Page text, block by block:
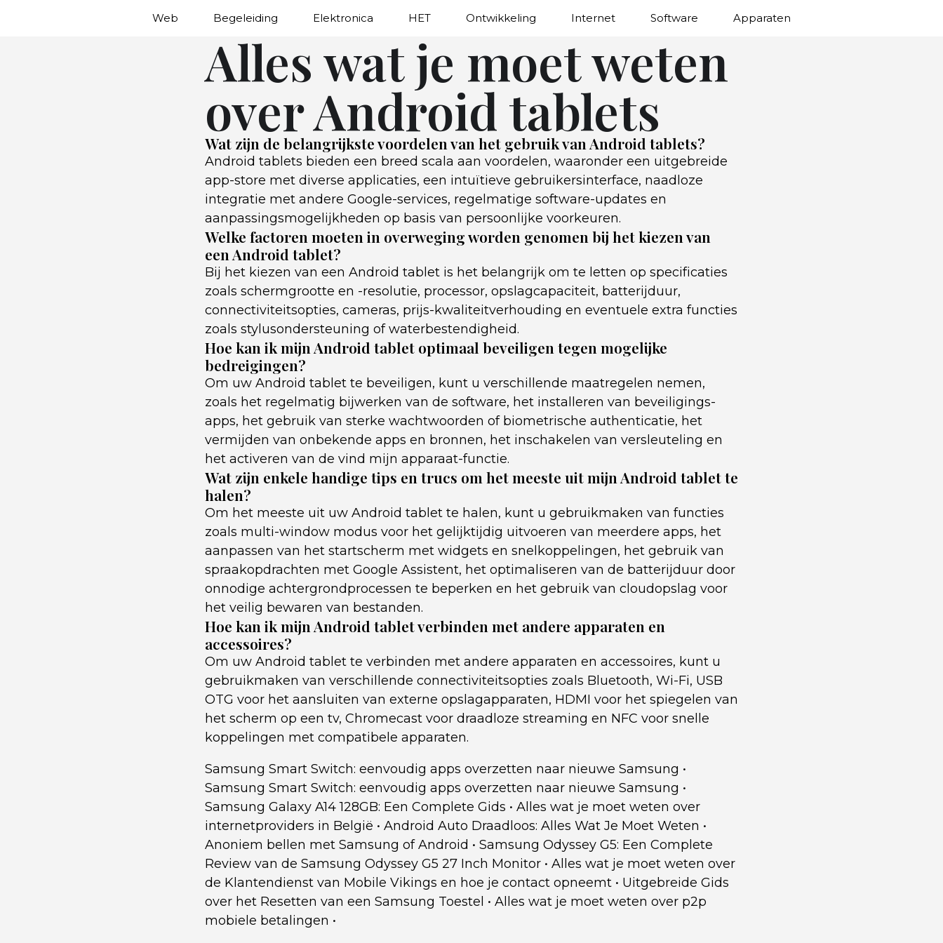
Web Begeleiding Elektronica HET Ontwikkeling Internet Software Apparaten
Alles wat je moet weten
over Android tablets
Wat zijn de belangrijkste voordelen van het gebruik van Android tablets?
Android tablets bieden een breed scala aan voordelen, waaronder een uitgebreide
app-store met diverse applicaties, een intuïtieve gebruikersinterface, naadloze
integratie met andere Google-services, regelmatige software-updates en
aanpassingsmogelijkheden op basis van persoonlijke voorkeuren.
Welke factoren moeten in overweging worden genomen bij het kiezen van
een Android tablet?
Bij het kiezen van een Android tablet is het belangrijk om te letten op specificaties
zoals schermgrootte en -resolutie, processor, opslagcapaciteit, batterijduur,
connectiviteitsopties, cameras, prijs-kwaliteitverhouding en eventuele extra functies
zoals stylusondersteuning of waterbestendigheid.
Hoe kan ik mijn Android tablet optimaal beveiligen tegen mogelijke
bedreigingen?
Om uw Android tablet te beveiligen, kunt u verschillende maatregelen nemen,
zoals het regelmatig bijwerken van de software, het installeren van beveiligings-
apps, het gebruik van sterke wachtwoorden of biometrische authenticatie, het
vermijden van onbekende apps en bronnen, het inschakelen van versleuteling en
het activeren van de vind mijn apparaat-functie.
Wat zijn enkele handige tips en trucs om het meeste uit mijn Android tablet te
halen?
Om het meeste uit uw Android tablet te halen, kunt u gebruikmaken van functies
zoals multi-window modus voor het gelijktijdig uitvoeren van meerdere apps, het
aanpassen van het startscherm met widgets en snelkoppelingen, het gebruik van
spraakopdrachten met Google Assistent, het optimaliseren van de batterijduur door
onnodige achtergrondprocessen te beperken en het gebruik van cloudopslag voor
het veilig bewaren van bestanden.
Hoe kan ik mijn Android tablet verbinden met andere apparaten en
accessoires?
Om uw Android tablet te verbinden met andere apparaten en accessoires, kunt u
gebruikmaken van verschillende connectiviteitsopties zoals Bluetooth, Wi-Fi, USB
OTG voor het aansluiten van externe opslagapparaten, HDMI voor het spiegelen van
het scherm op een tv, Chromecast voor draadloze streaming en NFC voor snelle
koppelingen met compatibele apparaten.
Samsung Smart Switch: eenvoudig apps overzetten naar nieuwe Samsung •
Samsung Smart Switch: eenvoudig apps overzetten naar nieuwe Samsung •
Samsung Galaxy A14 128GB: Een Complete Gids • Alles wat je moet weten over
internetproviders in België • Android Auto Draadloos: Alles Wat Je Moet Weten •
Anoniem bellen met Samsung of Android • Samsung Odyssey G5: Een Complete
Review van de Samsung Odyssey G5 27 Inch Monitor • Alles wat je moet weten over
de Klantendienst van Mobile Vikings en hoe je contact opneemt • Uitgebreide Gids
over het Resetten van een Samsung Toestel • Alles wat je moet weten over p2p
mobiele betalingen •